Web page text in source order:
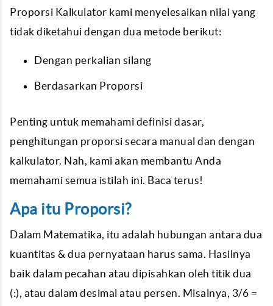
Proporsi Kalkulator kami menyelesaikan nilai yang
tidak diketahui dengan dua metode berikut:
Dengan perkalian silang
Berdasarkan Proporsi
Penting untuk memahami definisi dasar,
penghitungan proporsi secara manual dan dengan
kalkulator. Nah, kami akan membantu Anda
memahami semua istilah ini. Baca terus!
Apa itu Proporsi?
Dalam Matematika, itu adalah hubungan antara dua
kuantitas & dua pernyataan harus sama. Hasilnya
baik dalam pecahan atau dipisahkan oleh titik dua
(:), atau dalam desimal atau persen. Misalnya, 3/6 =